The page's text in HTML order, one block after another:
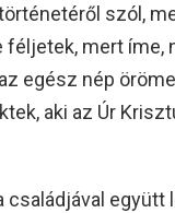
szól,
féljetek, mert íme,
egész nép
aki az Úr
családjával együtt